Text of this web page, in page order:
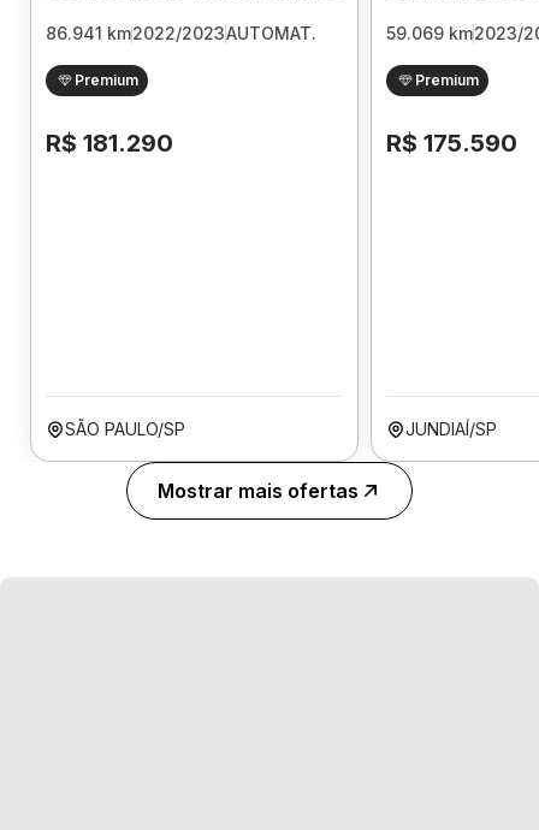
86.941 km2022/2023AUTOMAT.
Premium
R$ 181.290
SÃO PAULO/SP
59.069 km2023/
Premium
R$ 175.590
JUNDIAÍ/SP
Mostrar mais ofertas